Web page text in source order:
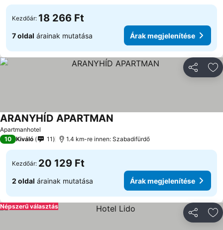
Kezdőár: 18 266 Ft
7 oldal árainak mutatása Árak megjelenítése
Apartmanhotel
ARANYHÍD APARTMAN
10 Kiváló 11 1.4 km-re innen: Szabadifürdő
Kezdőár: 20 129 Ft
2 oldal árainak mutatása Árak megjelenítése
Népszerű választás